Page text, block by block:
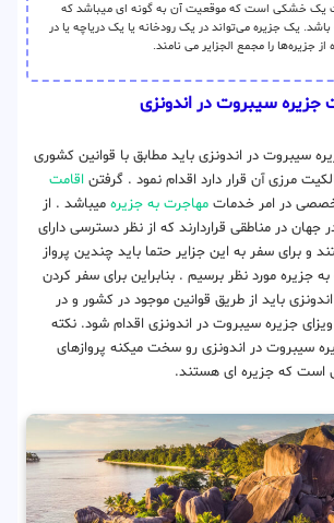
یک خشکی است که موقعیت آن به گونه ای میباشد که
باشد. یک جزیره می‌تواند در یک رودخانه یا یک دریاچه یا در
جزیره‌ها را مجمع الجزایر می نامند.
جزیره سیبروت در اندونزی
سیبروت در اندونزی باید مطابق با قوانین کشوری
مرزی آن قرار دارد اقدام نمود . گرفتن اقامت
در امر خدمات مهاجرت به جزیره میباشد . از
جهان در مناطقی قراردارند که از نظر دسترسی دارای
و برای سفر به این جزایر حتما باید چندین پرواز
به جزیره مورد نظر برسیم . بنابراین برای سفر کردن
باید از طریق قوانین موجود در کشور و در
جزیره سیبروت در اندونزی اقدام شود. نکته
سیبروت در اندونزی رو سخت میکنه پروازهای
است که جزیره ای هستند.